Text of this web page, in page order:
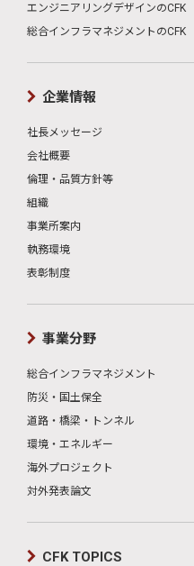
エンジニアリングデザインのCFK
総合インフラマネジメントのCFK
企業情報
社長メッセージ
会社概要
倫理・品質方針等
組織
事業所案内
執務環境
表彰制度
事業分野
総合インフラマネジメント
防災・国土保全
道路・橋梁・トンネル
環境・エネルギー
海外プロジェクト
対外発表論文
CFK TOPICS